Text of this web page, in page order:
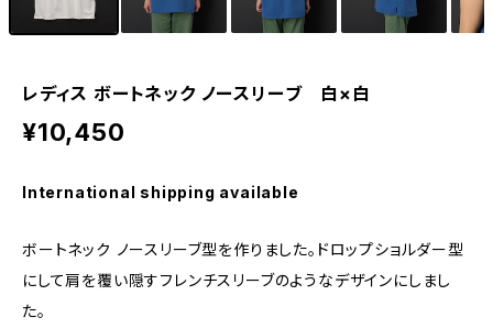
レディス ボートネック ノースリーブ 白×白
¥10,450
International shipping available
ボートネック ノースリーブ型を作りました。ドロップショルダー型
にして肩を覆い隠すフレンチスリーブのようなデザインにしまし
た。